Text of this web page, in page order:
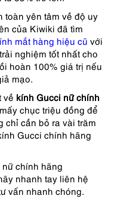
toàn yên tâm về độ uy
của Kiwiki đã tìm
mắt hàng hiệu cũ với
nghiệm tốt nhất cho
hoàn 100% giá trị nếu
mạo.
về kính Gucci nữ chính
chục triệu đồng để
chỉ cần bỏ ra vài trăm
Gucci chính hãng
chính hãng
nhanh tay liên hệ
vấn nhanh chóng.